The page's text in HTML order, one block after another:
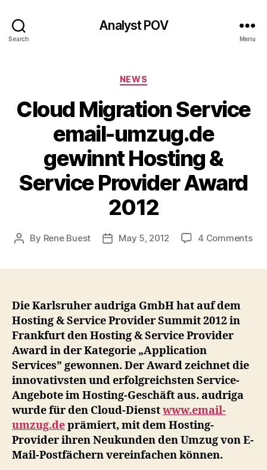
Search
Analyst POV
Menu
Categories
NEWS
Cloud Migration Service
email-umzug.de
gewinnt Hosting &
Service Provider Award
2012
Post
By Rene Buest
PostMay 5, 2012 4 Commentson
Die Karlsruher audriga GmbH hat auf dem
Hosting & Service Provider Summit 2012 in
Frankfurt den Hosting & Service Provider
Award in der Kategorie „Application
Services” gewonnen. Der Award zeichnet die
innovativsten und erfolgreichsten Service-
Angebote im Hosting-Geschäft aus. audriga
wurde für den Cloud-Dienstwww.email-
umzug.deprämiert, mit dem Hosting-
Provider ihren Neukunden den Umzug von E-
Mail-Postfächern vereinfachen können.